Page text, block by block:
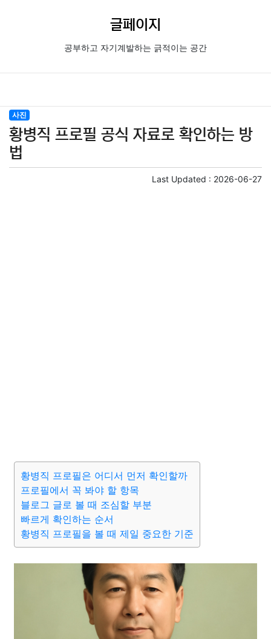
글페이지
공부하고 자기계발하는 긁적이는 공간
사진
황병직 프로필 공식 자료로 확인하는 방
법
Last Updated : 2026-06-27
황병직 프로필은 어디서 먼저 확인할까
프로필에서 꼭 봐야 할 항목
블로그 글로 볼 때 조심할 부분
빠르게 확인하는 순서
황병직 프로필을 볼 때 제일 중요한 기준